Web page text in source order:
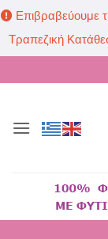
Επιβραβεύουμε
Τραπεζική
στο